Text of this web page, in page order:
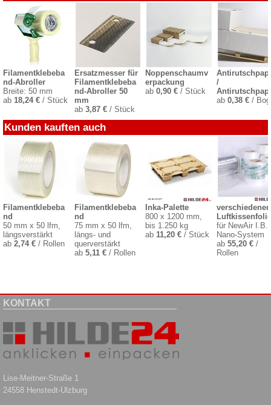
Filamentklebeba
nd-Abroller
Breite: 50 mm
ab 18,24 € / Stück
Ersatzmesser für
Filamentklebeba
nd-Abroller 50
mm
ab 3,87 €/ Stück
Noppenschaumv
erpackung
ab0,90 € / Stück
/
ab 0,38 €/
Kunden kauften auch
Filamentklebeba
nd
50 mm x 50 lfm,
längsverstärkt
ab 2,74 € / Rollen
Filamentklebeba
nd
75 mm x 50 lfm,
längs- und
querverstärkt
ab 5,11 €/ Rollen
Inka-Palette
800 x 1200 mm,
bis 1.250 kg
ab 11,20 € / Stück
verschiedenen
für NewAir
Nano-System
ab 55,20 €/
Rollen
KONTAKT
Lise-Meitner-Straße 1
24558 Henstedt-Ulzburg